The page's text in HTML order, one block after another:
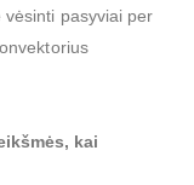
vėsinti pasyviai per
kai